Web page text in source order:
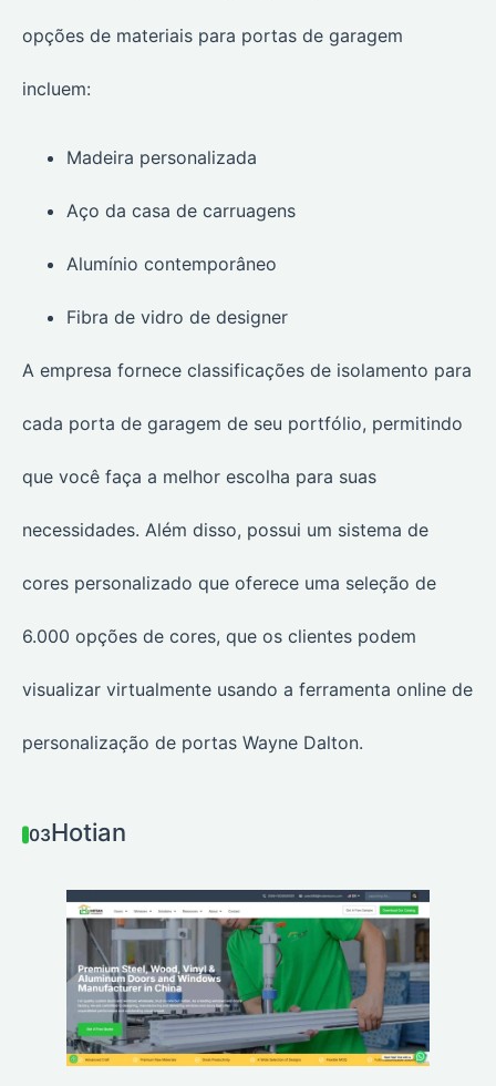
opções de materiais para portas de garagem
incluem:
Madeira personalizada
Aço da casa de carruagens
Alumínio contemporâneo
Fibra de vidro de designer
A empresa fornece classificações de isolamento para
cada porta de garagem de seu portfólio, permitindo
que você faça a melhor escolha para suas
necessidades. Além disso, possui um sistema de
cores personalizado que oferece uma seleção de
6.000 opções de cores, que os clientes podem
visualizar virtualmente usando a ferramenta online de
personalização de portas Wayne Dalton.
03Hotian